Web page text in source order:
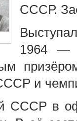
СССР.
1964 —
и
СССР в